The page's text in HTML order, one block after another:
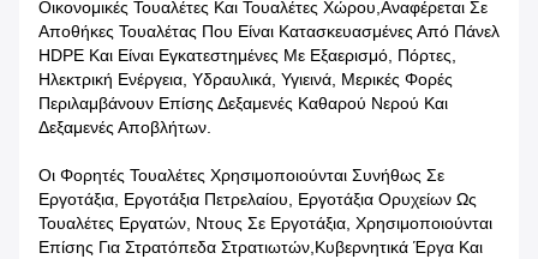
Οικονομικές Τουαλέτες Και Τουαλέτες Χώρου,αναφέρεται Σε
Αποθήκες Τουαλέτας Που Είναι Κατασκευασμένες Από Πάνελ
HDPE Και Είναι Εγκατεστημένες Με Εξαερισμό, Πόρτες,
Ηλεκτρική Ενέργεια, Υδραυλικά, Υγιεινά, Μερικές Φορές
Περιλαμβάνουν Επίσης Δεξαμενές Καθαρού Νερού Και
Δεξαμενές Αποβλήτων.
Οι Φορητές Τουαλέτες Χρησιμοποιούνται Συνήθως Σε
Εργοτάξια, Εργοτάξια Πετρελαίου, Εργοτάξια Ορυχείων Ως
Τουαλέτες Εργατών, Ντους Σε Εργοτάξια, Χρησιμοποιούνται
Επίσης Για Στρατόπεδα Στρατιωτών,κυβερνητικά Έργα Και